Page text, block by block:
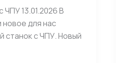
ЧПУ 13.01.2026 В
для нас
станок с ЧПУ. Новый